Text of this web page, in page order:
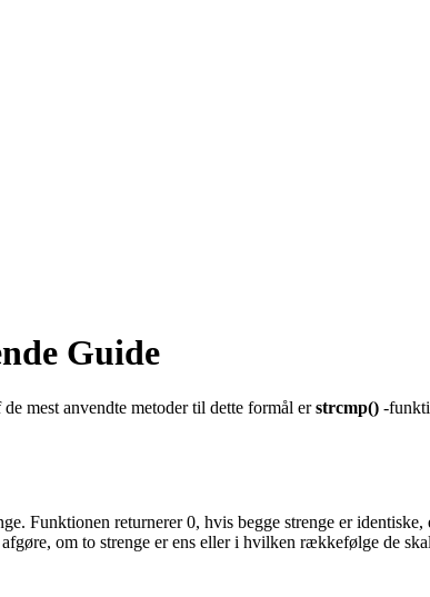
Guide
mest anvendte metoder til dette formål erstrcmp() -
Funktionen returnerer 0, hvis begge strenge er
om to strenge er ens eller i hvilken rækkefølge de